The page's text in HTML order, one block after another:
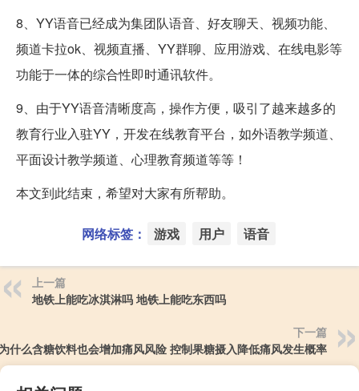
8、YY语音已经成为集团队语音、好友聊天、视频功能、
频道卡拉ok、视频直播、YY群聊、应用游戏、在线电影等
功能于一体的综合性即时通讯软件。
9、由于YY语音清晰度高，操作方便，吸引了越来越多的
教育行业入驻YY，开发在线教育平台，如外语教学频道、
平面设计教学频道、心理教育频道等等！
本文到此结束，希望对大家有所帮助。
网络标签： 游戏 用户 语音
上一篇
地铁上能吃冰淇淋吗 地铁上能吃东西吗
下一篇
什么含糖饮料也会增加痛风风险 控制果糖摄入降低痛风发生概率